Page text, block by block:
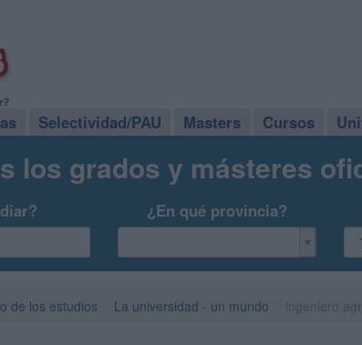
Selectividad/PAU Masters Cursos
los grados y másteres
¿En qué provincia?
de los estudios La universidad - un mundo